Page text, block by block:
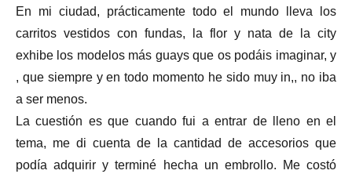
En mi ciudad, prácticamente todo el mundo lleva los
carritos vestidos con fundas, la flor y nata de la city
exhibe los modelos más guays que os podáis imaginar, y
, que siempre y en todo momento he sido muy in,, no iba
a ser menos.
La cuestión es que cuando fui a entrar de lleno en el
tema, me di cuenta de la cantidad de accesorios que
podía adquirir y terminé hecha un embrollo. Me costó